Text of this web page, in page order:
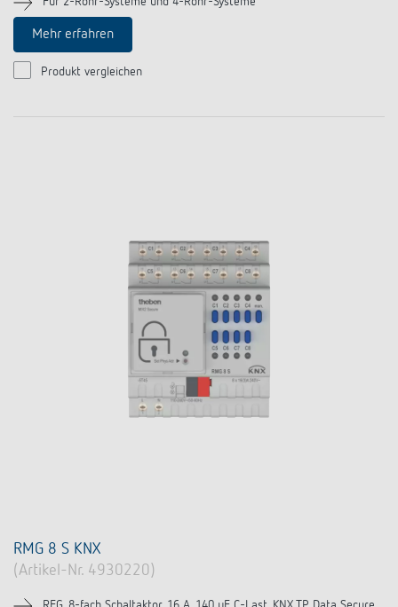
Anfahrt
Mehr erfahren
Produkt vergleichen
RMG 8 S KNX
(Artikel-Nr. 4930220)